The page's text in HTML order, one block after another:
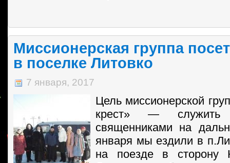
Миссионерская группа
в поселке Литовко
7 января, 2017
Цель миссионерской
крест» — служить
священниками на
января мы ездили в
на поезде в сторону